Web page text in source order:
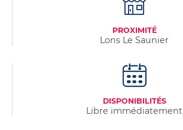
PROXIMITÉ
Lons Le Saunier
DISPONIBILITÉS
Libre immédiatement